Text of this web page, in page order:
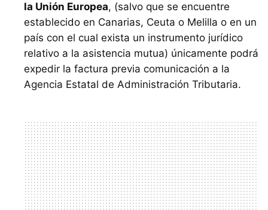
la Unión Europea, (salvo que se encuentre
establecido en Canarias, Ceuta o Melilla o en un
país con el cual exista un instrumento jurídico
relativo a la asistencia mutua) únicamente podrá
expedir la factura previa comunicación a la
Agencia Estatal de Administración Tributaria.